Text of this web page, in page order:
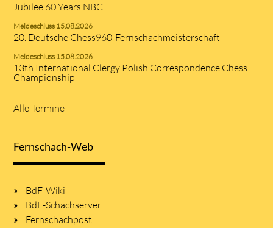
Jubilee 60 Years NBC
Meldeschluss 15.08.2026
20. Deutsche Chess960-Fernschachmeisterschaft
Meldeschluss 15.08.2026
13th International Clergy Polish Correspondence Chess
Championship
Alle Termine
Fernschach-Web
BdF-Wiki
BdF-Schachserver
Fernschachpost